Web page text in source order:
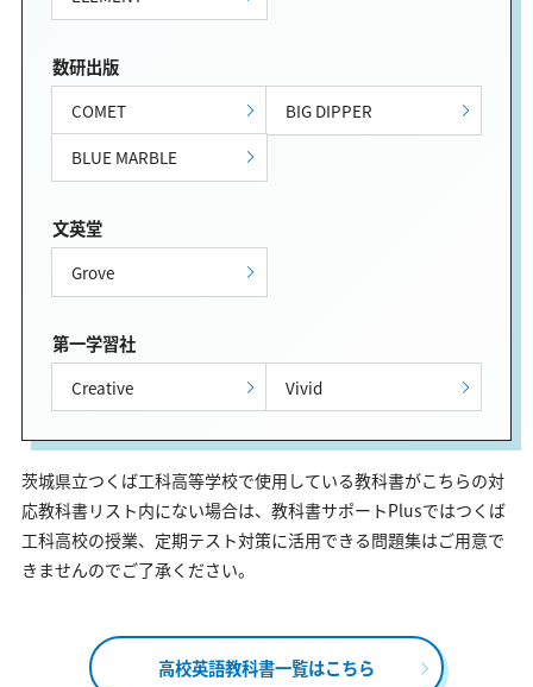
数研出版
COMET
BIG DIPPER
BLUE MARBLE
文英堂
Grove
第一学習社
Creative Vivid
茨城県立つくば工科高等学校で使用している教科書がこちらの対
応教科書リスト内にない場合は、教科書サポートPlusではつくば
工科高校の授業、定期テスト対策に活用できる問題集はご用意で
きませんのでご了承ください。
高校英語教科書一覧はこちら